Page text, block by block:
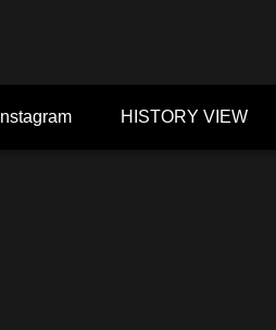
Instagram HISTORY VIEW